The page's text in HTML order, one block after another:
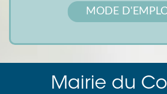
MODE
Mairie du